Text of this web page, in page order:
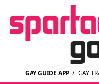
GAY GUIDE APP / GAY